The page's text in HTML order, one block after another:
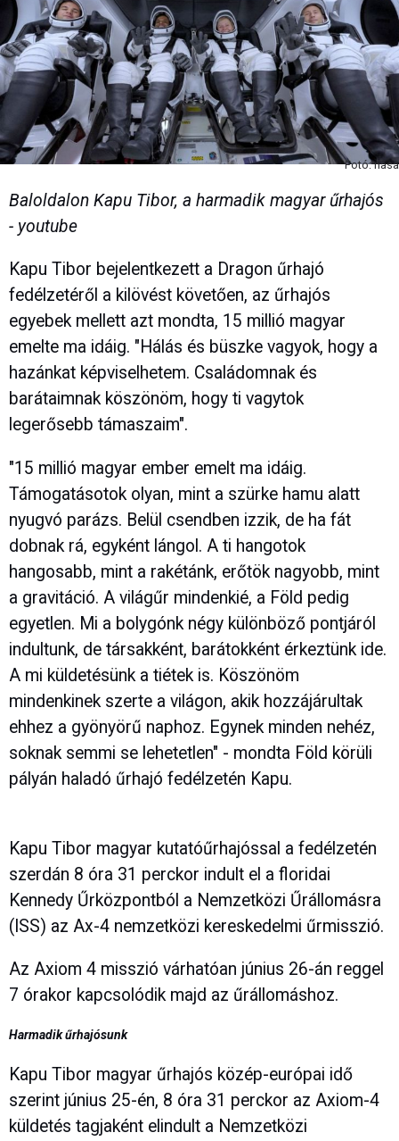
Fotó: nasa
Baloldalon Kapu Tibor, a harmadik magyar űrhajós
- youtube
Kapu Tibor bejelentkezett a Dragon űrhajó
fedélzetéről a kilövést követően, az űrhajós
egyebek mellett azt mondta, 15 millió magyar
emelte ma idáig. "Hálás és büszke vagyok, hogy a
hazánkat képviselhetem. Családomnak és
barátaimnak köszönöm, hogy ti vagytok
legerősebb támaszaim".
"15 millió magyar ember emelt ma idáig.
Támogatásotok olyan, mint a szürke hamu alatt
nyugvó parázs. Belül csendben izzik, de ha fát
dobnak rá, egyként lángol. A ti hangotok
hangosabb, mint a rakétánk, erőtök nagyobb, mint
a gravitáció. A világűr mindenkié, a Föld pedig
egyetlen. Mi a bolygónk négy különböző pontjáról
indultunk, de társakként, barátokként érkeztünk ide.
A mi küldetésünk a tiétek is. Köszönöm
mindenkinek szerte a világon, akik hozzájárultak
ehhez a gyönyörű naphoz. Egynek minden nehéz,
soknak semmi se lehetetlen" - mondta Föld körüli
pályán haladó űrhajó fedélzetén Kapu.
Kapu Tibor magyar kutatóűrhajóssal a fedélzetén
szerdán 8 óra 31 perckor indult el a floridai
Kennedy Űrközpontból a Nemzetközi Űrállomásra
(ISS) az Ax-4 nemzetközi kereskedelmi űrmisszió.
Az Axiom 4 misszió várhatóan június 26-án reggel
7 órakor kapcsolódik majd az űrállomáshoz.
Harmadik űrhajósunk
Kapu Tibor magyar űrhajós közép-európai idő
szerint június 25-én, 8 óra 31 perckor az Axiom-4
küldetés tagjaként elindult a Nemzetközi